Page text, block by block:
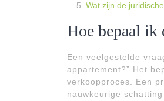
Wat zijn de
Hoe bepaal ik
Een veelgestelde
appartement?” Het
verkoopproces. Een
nauwkeurige